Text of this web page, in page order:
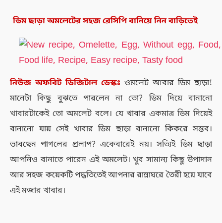
ডিম ছাড়া অমলেটের সহজ রেসিপি বানিয়ে নিন বাড়িতেই
নিউজ অফবিট ডিজিটাল ডেস্কঃ ওমলেট আবার ডিম ছাড়া!
মানেটা কিছু বুঝতে পারলেন না তো? ডিম দিয়ে বানানো
খাবারটাকেই তো অমলেট বলে। যে খাবার একমাত্র ডিম দিয়েই
বানানো যায় সেই খাবার ডিম ছাড়া বানানো কিকরে সম্ভব।
ভাবছেন পাগলের প্রলাপ? একেবারেই নয়। সত্যিই ডিম ছাড়া
আপনিও বানাতে পারেন এই অমলেট। খুব সামান্য কিছু উপাদান
আর সহজ কয়েকটি পদ্ধতিতেই আপনার রান্নাঘরে তৈরী হয়ে যাবে
এই মজার খাবার।